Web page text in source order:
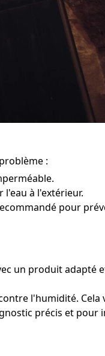
:
à l'extérieur.
pour
un produit adapté
l'humidité. Cela
précis et pour